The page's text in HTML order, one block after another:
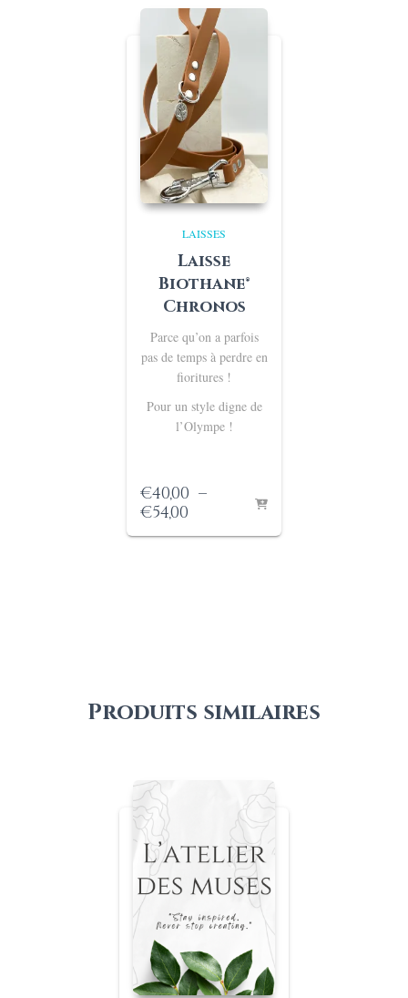
à
€57,00
LAISSES
Laisse
Biothane®
Chronos
Parce qu’on a parfois
pas de temps à perdre en
fioritures !
Pour un style digne de
l’Olympe !
€40,00 –
€54,00Plage
de
Produits similaires